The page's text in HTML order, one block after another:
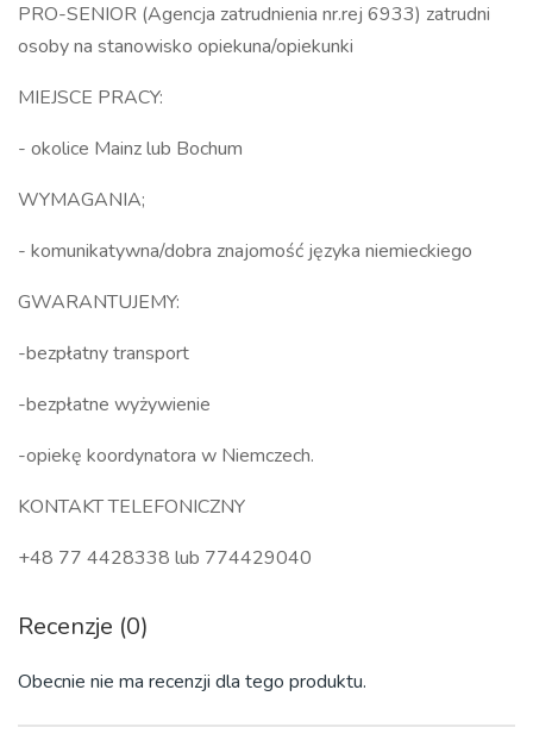
PRO-SENIOR (Agencja zatrudnienia nr.rej 6933) zatrudni
osoby na stanowisko opiekuna/opiekunki
MIEJSCE PRACY:
- okolice Mainz lub Bochum
WYMAGANIA;
- komunikatywna/dobra znajomość języka niemieckiego
GWARANTUJEMY:
-bezpłatny transport
-bezpłatne wyżywienie
-opiekę koordynatora w Niemczech.
KONTAKT TELEFONICZNY
+48 77 4428338 lub 774429040
Recenzje (0)
Obecnie nie ma recenzji dla tego produktu.